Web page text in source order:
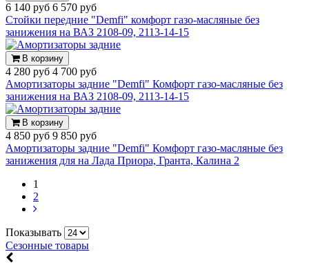
6 140 руб 6 570 руб
Стойки передние "Demfi" комфорт газо-масляные без
занижения на ВАЗ 2108-09, 2113-14-15
В корзину
4 280 руб 4 700 руб
Амортизаторы задние "Demfi" Комфорт газо-масляные без
занижения на ВАЗ 2108-09, 2113-14-15
В корзину
4 850 руб 9 850 руб
Амортизаторы задние "Demfi" Комфорт газо-масляные без
занижения для на Лада Приора, Гранта, Калина 2
1
2
Показывать
Сезонные товары